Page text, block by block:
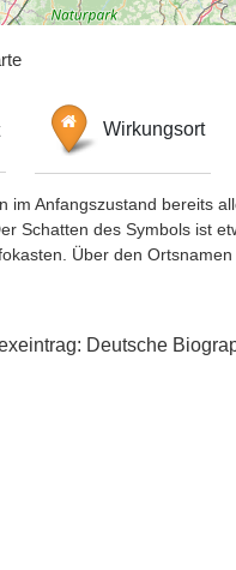
Wirkungsort
im Anfangszustand bereits
Schatten des Symbols ist
Über den
Deutsche